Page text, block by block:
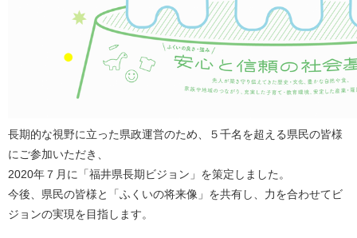
長期的な視野に立った県政運営のため、５千名を超える県民の皆様
にご参加いただき、
2020年７月に「福井県長期ビジョン」を策定しました。
今後、県民の皆様と「ふくいの将来像」を共有し、力を合わせてビ
ジョンの実現を目指します。